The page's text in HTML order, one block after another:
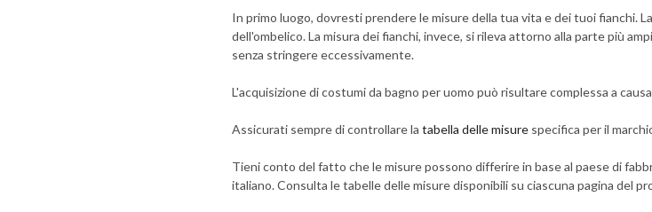
In primo luogo, dovresti prendere le misure della tua vita e dei tuoi fianchi.
dell'ombelico. La misura dei fianchi, invece, si rileva attorno alla parte più
senza stringere eccessivamente.
L'acquisizione di costumi da bagno per uomo può risultare complessa a
Assicurati sempre di controllare latabella delle misure specifica per il
Tieni conto del fatto che le misure possono differire in base al paese di
italiano. Consulta le tabelle delle misure disponibili su ciascuna pagina del